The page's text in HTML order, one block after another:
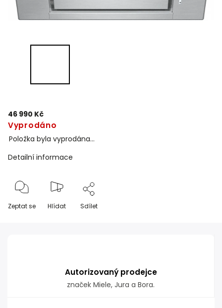
46 990 Kč
Vyprodáno
Položka byla vyprodána…
Detailní informace
Zeptat se Hlídat Sdílet
Autorizovaný prodejce
značek Miele, Jura a Bora.